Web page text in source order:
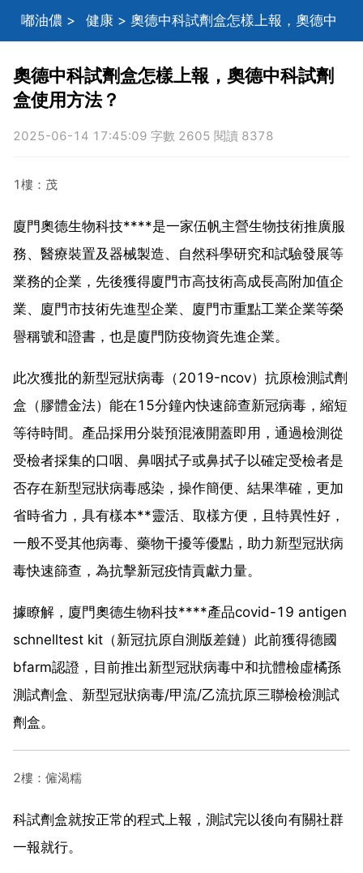
嘟油儂 > 健康 > 奧德中科試劑盒怎樣上報，奧德中
科試劑盒使用方法？
奧德中科試劑盒怎樣上報，奧德中科試劑
盒使用方法？
2025-06-14 17:45:09 字數 2605 閱讀 8378
1樓：茂
廈門奧德生物科技****是一家伍帆主營生物技術推廣服
務、醫療裝置及器械製造、自然科學研究和試驗發展等
業務的企業，先後獲得廈門市高技術高成長高附加值企
業、廈門市技術先進型企業、廈門市重點工業企業等榮
譽稱號和證書，也是廈門防疫物資先進企業。
此次獲批的新型冠狀病毒（2019-ncov）抗原檢測試劑
盒（膠體金法）能在15分鐘內快速篩查新冠病毒，縮短
等待時間。產品採用分裝預混液開蓋即用，通過檢測從
受檢者採集的口咽、鼻咽拭子或鼻拭子以確定受檢者是
否存在新型冠狀病毒感染，操作簡便、結果準確，更加
省時省力，具有樣本**靈活、取樣方便，且特異性好，
一般不受其他病毒、藥物干擾等優點，助力新型冠狀病
毒快速篩查，為抗擊新冠疫情貢獻力量。
據瞭解，廈門奧德生物科技****產品covid-19 antigen
schnelltest kit（新冠抗原自測版差鏈）此前獲得德國
bfarm認證，目前推出新型冠狀病毒中和抗體檢虛橘孫
測試劑盒、新型冠狀病毒/甲流/乙流抗原三聯檢檢測試
劑盒。
2樓：僱渴糯
科試劑盒就按正常的程式上報，測試完以後向有關社群
一報就行。